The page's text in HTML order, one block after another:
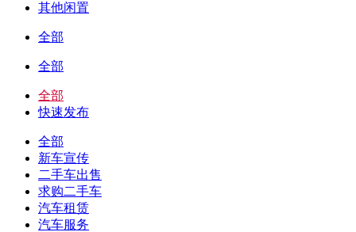
其他闲置
全部
全部
全部
快速发布
全部
新车宣传
二手车出售
求购二手车
汽车租赁
汽车服务